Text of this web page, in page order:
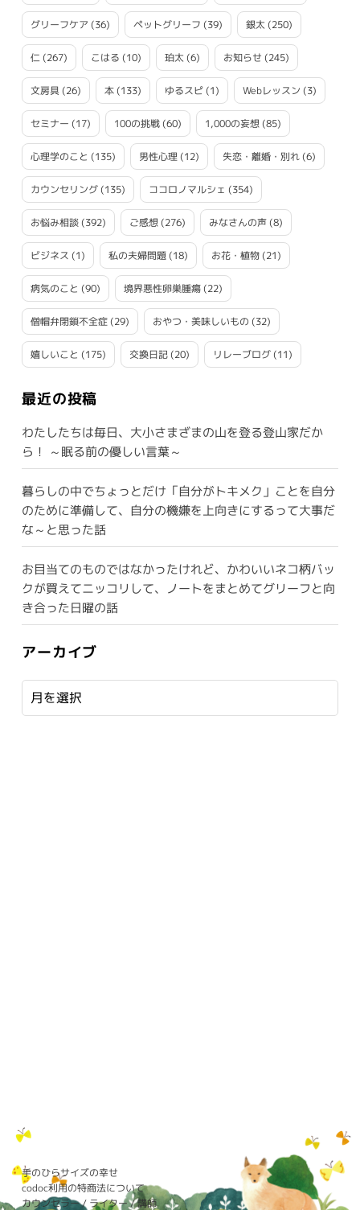
グリーフケア (36) ペットグリーフ (39) 銀太 (250)
仁(267) こはる (10) 珀太 (6) お知らせ (245)
文房具(26) 本(133) ゆるスピ(1) Webレッスン (3)
セミナー (17) 100の挑戦(60) 1,000の妄想(85)
心理学のこと (135) 男性心理(12) 失恋・離婚・別れ(6)
カウンセリング(135) ココロノマルシェ (354)
お悩み相談(392) ご感想(276) みなさんの声(8)
ビジネス (1) 私の夫婦問題(18) お花・植物(21)
病気のこと (90) 境界悪性卵巣腫瘍(22)
僧帽弁閉鎖不全症(29) おやつ・美味しいもの (32)
嬉しいこと (175) 交換日記(20) リレーブログ(11)
最近の投稿
わたしたちは毎日、大小さまざまの山を登る登山家だか
ら！ ～眠る前の優しい言葉～
暮らしの中でちょっとだけ「自分がトキメク」ことを自分
のために準備して、自分の機嫌を上向きにするって大事だ
な～と思った話
お目当てのものではなかったけれど、かわいいネコ柄バッ
クが買えてニッコリして、ノートをまとめてグリーフと向
き合った日曜の話
アーカイブ
手のひらサイズの幸せ
codoc利用の特商法について
カウンセラー / ライター / 講師